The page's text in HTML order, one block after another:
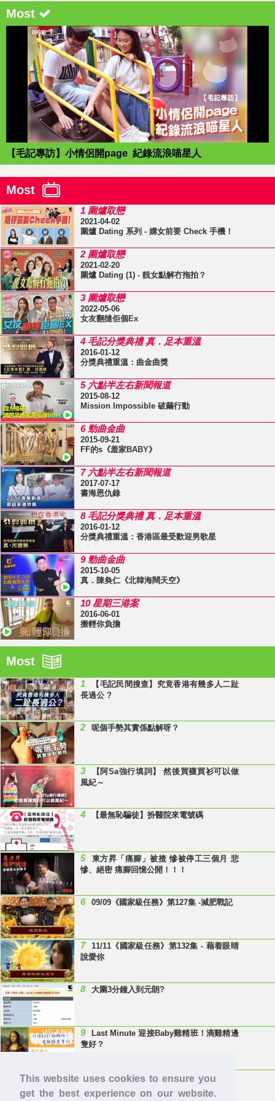
This website uses cookies to ensure you
get the best experience on our website.
Most
【毛記專訪】小情侶開page 紀錄流浪喵星人
Most
1 圍爐取戀
2021-04-02
圍爐 Dating 系列 - 媾女前要 Check 手機！
2 圍爐取戀
2021-02-20
圍爐 Dating (1) - 靚女點解冇拖拍？
3 圍爐取戀
2022-05-06
女友翻撻佢個Ex
4 毛記分獎典禮 真．足本重溫
2016-01-12
分獎典禮重溫：曲金曲獎
5 六點半左右新聞報道
2015-08-12
Mission Impossible 破繭行動
6 勁曲金曲
2015-09-21
FF的s《羞家BABY》
7 六點半左右新聞報道
2017-07-17
書海恩仇錄
8 毛記分獎典禮 真．足本重溫
2016-01-12
分獎典禮重溫：香港區最受歡迎男歌星
9 勁曲金曲
2015-10-05
真．陳奐仁《北韓海闊天空》
10 星期三港案
2016-06-01
搬輕你負擔
Most
1
【毛記民間搜查】究竟香港有幾多人二趾
長過公 ?
2 呢個手勢其實係點解呀？
3
【阿Sa強行填詞】 然後買襪買衫可以做
風紀～
4 【最無恥騙徒】扮醫院來電號碼
5
東方昇「痛腳」被揸 慘被停工三個月 悲
慘、絕密 痛腳回憶公開！！！
6 09/09《國家級任務》第127集 -減肥戰記
7
11/11《國家級任務》第132集 - 藉着眼睛
說愛你
8 大圍3分鐘入到元朗?
9
Last Minute 迎接Baby雞精班！滴雞精邊
隻好？
10 【童年回憶】 有冇人記得呢兩隻嘢呀？